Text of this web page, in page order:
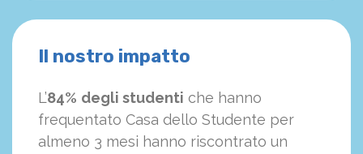
Il nostro impatto
L’84% degli studenti che hanno
frequentato Casa dello Studente per
almeno 3 mesi hanno riscontrato un